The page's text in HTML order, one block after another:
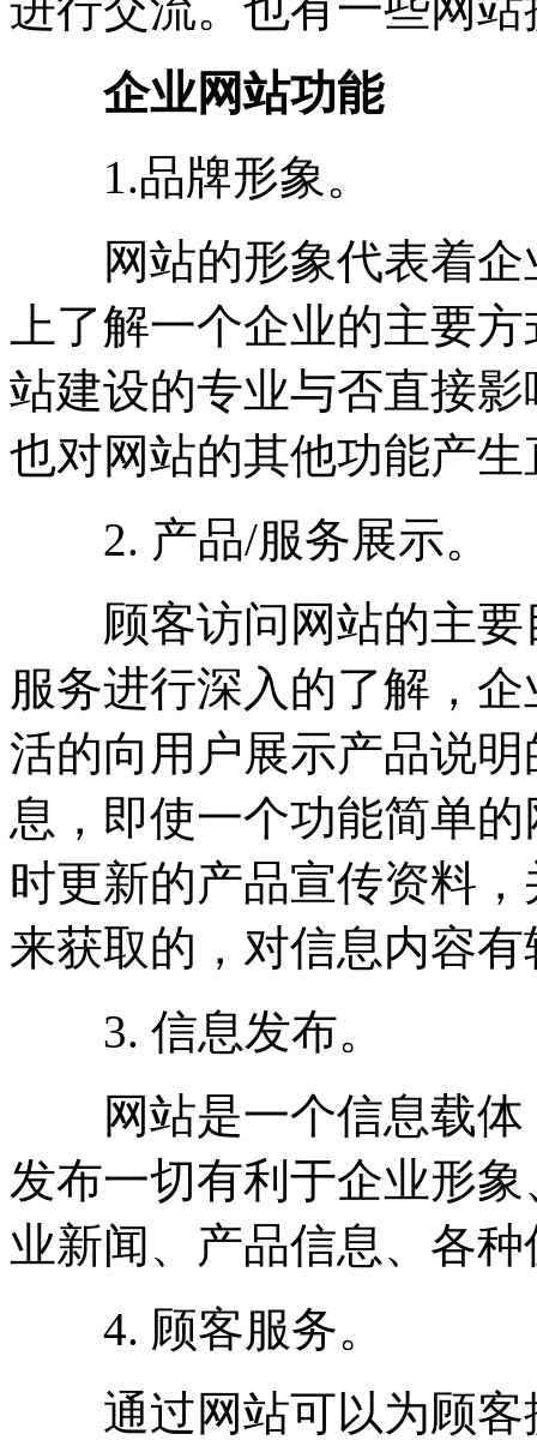
企业网站功能
1.品牌形象。
网站的形象代表着企
上了解一个企业的主要
站建设的专业与否直接
也对网站的其他功能产
2. 产品/服务展示。
顾客访问网站的主要
服务进行深入的了解，
活的向用户展示产品说
息，即使一个功能简单
时更新的产品宣传资料
来获取的，对信息内容
3. 信息发布。
网站是一个信息载体
发布一切有利于企业形
业新闻、产品信息、各
4. 顾客服务。
通过网站可以为顾客